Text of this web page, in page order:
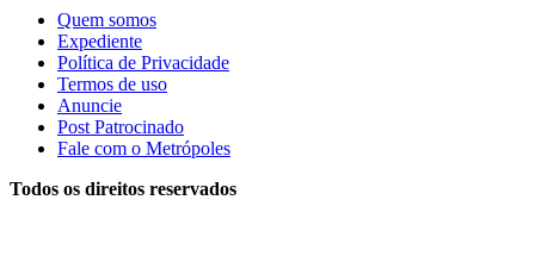
Quem somos
Expediente
Política de Privacidade
Termos de uso
Anuncie
Post Patrocinado
Fale com o Metrópoles
Todos os direitos reservados